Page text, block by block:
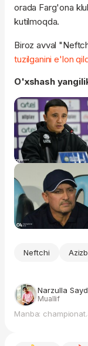
orada Farg'ona
kutilmoqda.
Biroz avval
tuzilganini e'lon
O'xshash
Neftchi
Narzulla
Muallif
Manba: